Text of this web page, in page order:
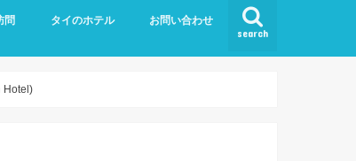
search
問
タイ旅行
タヤ・バンコク
バンコク訪問
バンコク訪問
タイのホテル
パタヤのホテル
バンコクのホテル
プーケットのホテル
お問い合わせ
Hotel)